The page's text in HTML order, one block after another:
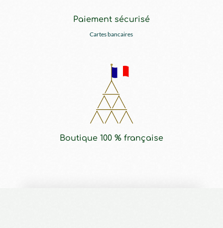
Paiement sécurisé
Cartes bancaires
Boutique 100 % française